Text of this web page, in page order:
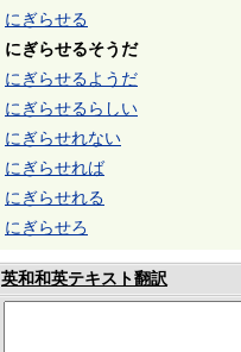
にぎらせる
にぎらせるそうだ
にぎらせるようだ
にぎらせるらしい
にぎらせれない
にぎらせれば
にぎらせれる
にぎらせろ
英和和英テキスト翻訳